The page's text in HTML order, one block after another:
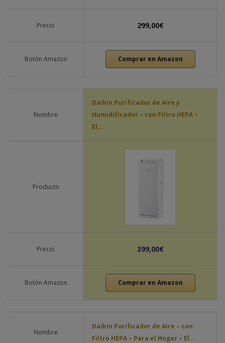
Precio 299,00€
Botón Amazon Comprar en Amazon
Nombre
Daikin Purificador de Aire y
Humidificador – con Filtro HEPA –
El…
Producto
Precio 399,00€
Botón Amazon Comprar en Amazon
Nombre
Daikin Purificador de Aire – con
Filtro HEPA – Para el Hogar – El…